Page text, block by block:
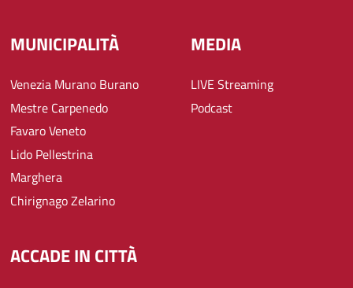
MUNICIPALITÀ
Venezia Murano Burano
Mestre Carpenedo
Favaro Veneto
Lido Pellestrina
Marghera
Chirignago Zelarino
MEDIA
LIVE Streaming
Podcast
ACCADE IN CITTÀ